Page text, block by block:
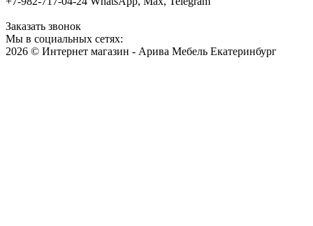
Заказать звонок
Мы в социальных сетях:
2026 © Интернет магазин - Арива Мебель Екатеринбург